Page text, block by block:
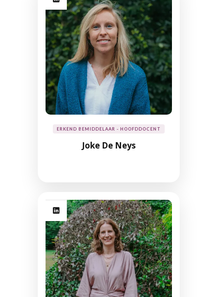
ERKEND BEMIDDELAAR - HOOFDDOCENT
Joke De Neys